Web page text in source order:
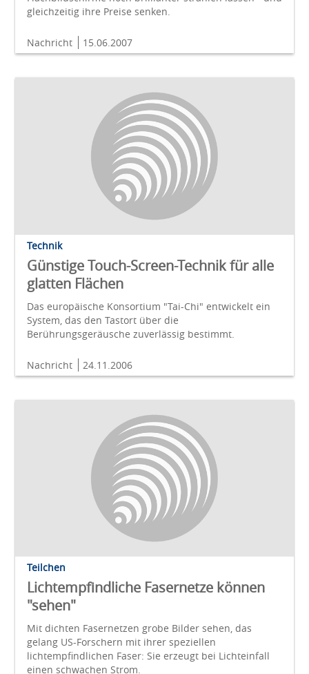
gleichzeitig ihre Preise senken.
Nachricht 15.06.2007
Technik
Günstige Touch-Screen-Technik für alle
glatten Flächen
Das europäische Konsortium "Tai-Chi" entwickelt ein
System, das den Tastort über die
Berührungsgeräusche zuverlässig bestimmt.
Nachricht 24.11.2006
Teilchen
Lichtempfindliche Fasernetze können
"sehen"
Mit dichten Fasernetzen grobe Bilder sehen, das
gelang US-Forschern mit ihrer speziellen
lichtempfindlichen Faser: Sie erzeugt bei Lichteinfall
einen schwachen Strom.